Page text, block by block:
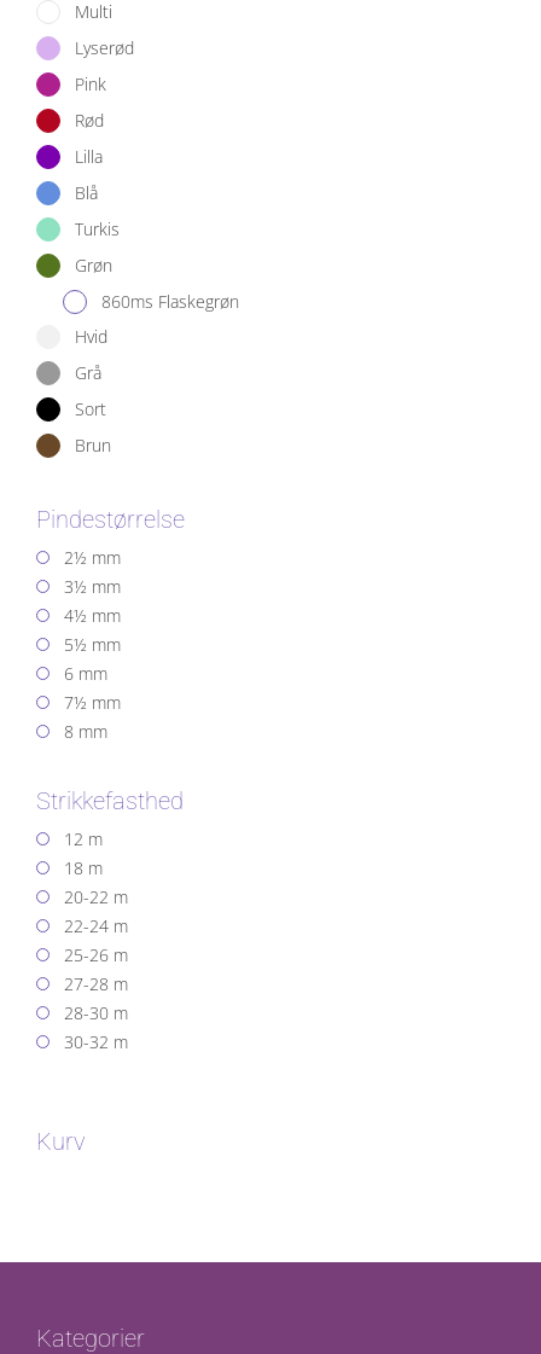
Multi
Lyserød
Pink
Rød
Lilla
Blå
Turkis
Grøn
860ms Flaskegrøn
Hvid
Grå
Sort
Brun
Pindestørrelse
2½ mm
3½ mm
4½ mm
5½ mm
6 mm
7½ mm
8 mm
Strikkefasthed
12 m
18 m
20-22 m
22-24 m
25-26 m
27-28 m
28-30 m
30-32 m
Kurv
Kategorier